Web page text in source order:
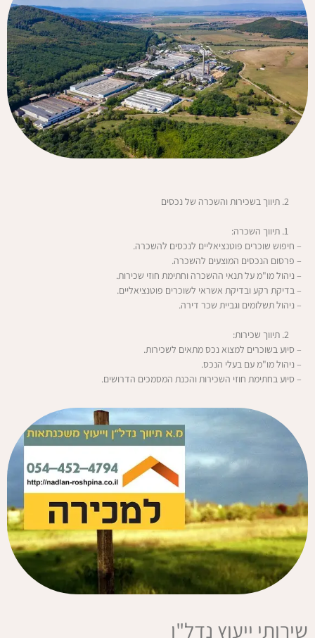
תיווך בשכירות והשכרה של נכסים
תיווך השכרה:
– חיפוש שוכרים פוטנציאליים לנכסים להשכרה.
– פרסום הנכסים המוצעים להשכרה.
– ניהול מו"מ על תנאי ההשכרה וחתימת חוזי שכירות.
– בדיקת רקע ובדיקת אשראי לשוכרים פוטנציאליים.
– ניהול תשלומים וגביית שכר דירה.
תיווך שכירות:
– סיוע בשוכרים למצוא נכס מתאים לשכירות.
– ניהול מו"מ עם בעלי הנכס.
– סיוע בחתימת חוזי השכירות והכנת המסמכים הדרושים.
שירותי ייעוץ נדל"ן